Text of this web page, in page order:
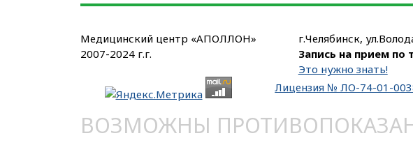
Медицинский центр «АПОЛЛОН»
2007-2024 г.г.
г.Челябинск,
Запись на прием по
Это нужно знать!
Лицензия № ЛО-74-01-
ВОЗМОЖНЫ